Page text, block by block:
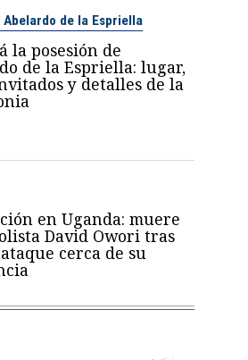
Abelardo de la Espriella
la posesión de
de la Espriella: lugar,
y detalles de la
en Uganda: muere
David Owori tras
cerca de su